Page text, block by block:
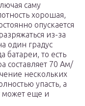
саму
хорошая,
опускается
из-за
один градус
батареи, то есть
составляет 70 Ам/
нескольких
упасть, а
может еще и